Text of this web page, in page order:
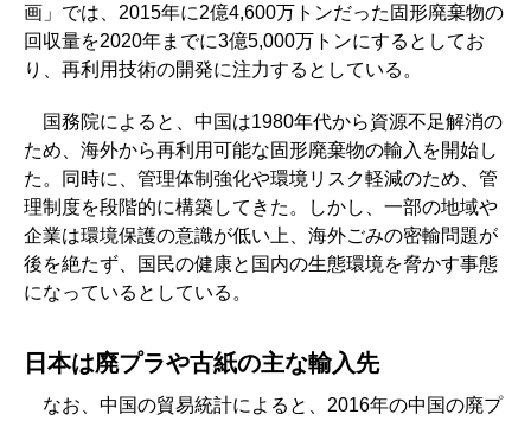
画」では、2015年に2億4,600万トンだった固形廃棄物の
回収量を2020年までに3億5,000万トンにするとしてお
り、再利用技術の開発に注力するとしている。
国務院によると、中国は1980年代から資源不足解消の
ため、海外から再利用可能な固形廃棄物の輸入を開始し
た。同時に、管理体制強化や環境リスク軽減のため、管
理制度を段階的に構築してきた。しかし、一部の地域や
企業は環境保護の意識が低い上、海外ごみの密輸問題が
後を絶たず、国民の健康と国内の生態環境を脅かす事態
になっているとしている。
日本は廃プラや古紙の主な輸入先
なお、中国の貿易統計によると、2016年の中国の廃プ